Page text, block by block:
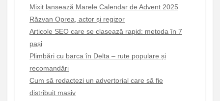
Mixit lansează Marele Calendar de Advent 2025
Răzvan Oprea, actor și regizor
Articole SEO care se clasează rapid: metoda în 7
pași
Plimbări cu barca în Delta – rute populare și
recomandări
Cum să redactezi un advertorial care să fie
distribuit masiv